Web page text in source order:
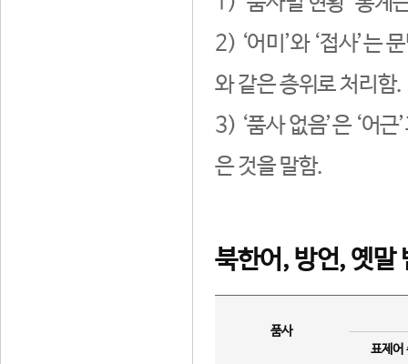
2) ‘어미’와 ‘접사’는
와 같은 층위로 처리함.
3) ‘품사 없음’은 ‘어
은 것을 말함.
북한어, 방언, 옛말
품사
표제어